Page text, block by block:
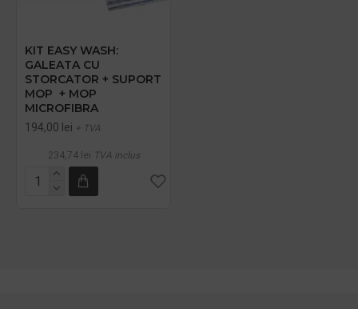
KIT EASY WASH:
GALEATA CU
STORCATOR + SUPORT
MOP + MOP
MICROFIBRA
194,00 lei + TVA
234,74 lei TVA inclus